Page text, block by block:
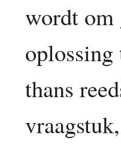
wordt om
thans